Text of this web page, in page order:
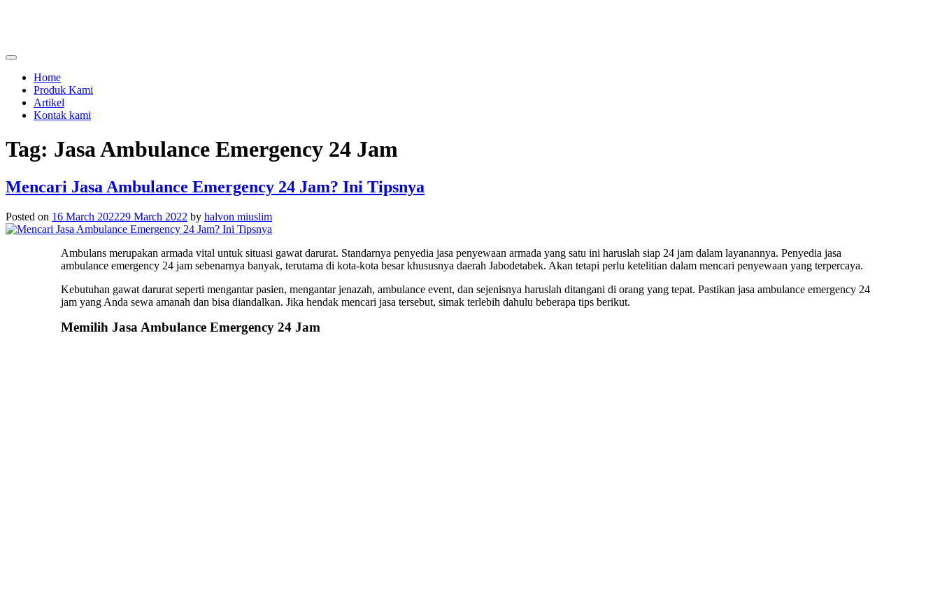
Home
Produk Kami
Artikel
Kontak kami
Tag: Jasa Ambulance Emergency 24 Jam
Mencari Jasa Ambulance Emergency 24 Jam? Ini Tipsnya
Posted on 16 March 202229 March 2022 by halvon miuslim
Ambulans merupakan armada vital untuk situasi gawat darurat. Standarnya penyedia jasa penyewaan armada yang satu ini haruslah siap 24 jam dalam layanannya. Penyedia jasa
ambulance emergency 24 jam sebenarnya banyak, terutama di kota-kota besar khususnya daerah Jabodetabek. Akan tetapi perlu ketelitian dalam mencari penyewaan yang terpercaya.
Kebutuhan gawat darurat seperti mengantar pasien, mengantar jenazah, ambulance event, dan sejenisnya haruslah ditangani di orang yang tepat. Pastikan jasa ambulance emergency 24
jam yang Anda sewa amanah dan bisa diandalkan. Jika hendak mencari jasa tersebut, simak terlebih dahulu beberapa tips berikut.
Memilih Jasa Ambulance Emergency 24 Jam